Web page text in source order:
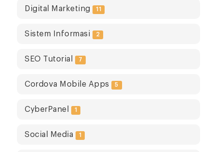
Digital Marketing 11
Sistem Informasi 2
SEO Tutorial 7
Cordova Mobile Apps 5
CyberPanel 1
Social Media 1